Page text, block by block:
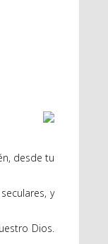
desde tu
y
Dios.